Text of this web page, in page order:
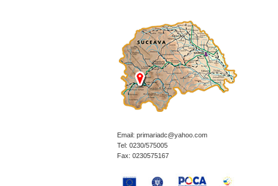
Email: primariadc@yahoo.com
Tel: 0230/575005
Fax: 0230575167